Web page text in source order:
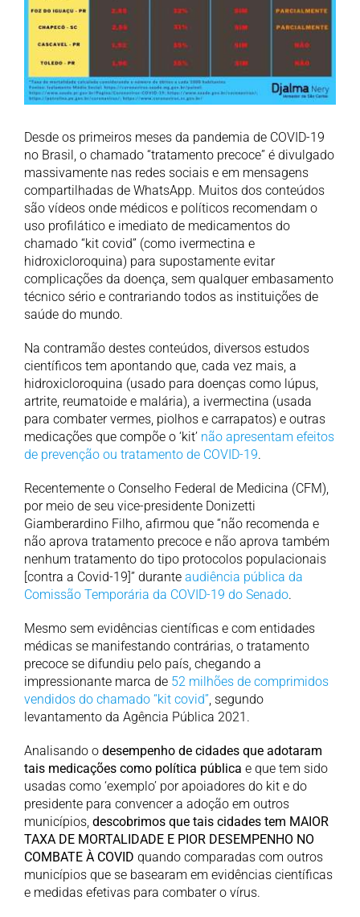
Desde os primeiros meses da pandemia de COVID-19
no Brasil, o chamado “tratamento precoce” é divulgado
massivamente nas redes sociais e em mensagens
compartilhadas de WhatsApp. Muitos dos conteúdos
são vídeos onde médicos e políticos recomendam o
uso profilático e imediato de medicamentos do
chamado “kit covid” (como ivermectina e
hidroxicloroquina) para supostamente evitar
complicações da doença, sem qualquer embasamento
técnico sério e contrariando todos as instituições de
saúde do mundo.
Na contramão destes conteúdos, diversos estudos
científicos tem apontando que, cada vez mais, a
hidroxicloroquina (usado para doenças como lúpus,
artrite, reumatoide e malária), a ivermectina (usada
para combater vermes, piolhos e carrapatos) e outras
medicações que compõe o ‘kit’ não apresentam efeitos
de prevenção ou tratamento de COVID-19.
Recentemente o Conselho Federal de Medicina (CFM),
por meio de seu vice-presidente Donizetti
Giamberardino Filho, afirmou que “não recomenda e
não aprova tratamento precoce e não aprova também
nenhum tratamento do tipo protocolos populacionais
[contra a Covid-19]” durante audiência pública da
Comissão Temporária da COVID-19 do Senado.
Mesmo sem evidências científicas e com entidades
médicas se manifestando contrárias, o tratamento
precoce se difundiu pelo país, chegando a
impressionante marca de 52 milhões de comprimidos
vendidos do chamado “kit covid”, segundo
levantamento da Agência Pública 2021.
Analisando o desempenho de cidades que adotaram
tais medicações como política pública e que tem sido
usadas como ‘exemplo’ por apoiadores do kit e do
presidente para convencer a adoção em outros
municípios, descobrimos que tais cidades tem MAIOR
TAXA DE MORTALIDADE E PIOR DESEMPENHO NO
COMBATE À COVID quando comparadas com outros
municípios que se basearam em evidências científicas
e medidas efetivas para combater o vírus.